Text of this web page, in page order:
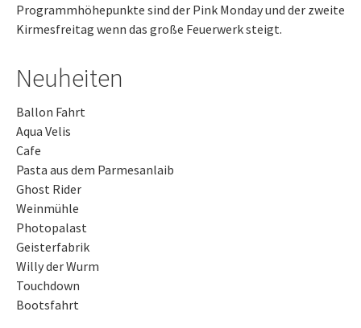
Programmhöhepunkte sind der Pink Monday und der zweite
Kirmesfreitag wenn das große Feuerwerk steigt.
Neuheiten
Ballon Fahrt
Aqua Velis
Cafe
Pasta aus dem Parmesanlaib
Ghost Rider
Weinmühle
Photopalast
Geisterfabrik
Willy der Wurm
Touchdown
Bootsfahrt